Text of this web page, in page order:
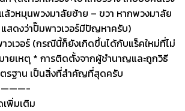
วหมุนพวงมาลัยซ้าย – ขวา หากพวงมาลัย
แสดงว่าปั๊มพาวเวอร์มีปัญหาครับ)
วเวอร์ (กรณีนี้ก็ยังเกิดขึ้นได้กับแร็คใหม่ที่ไม่
ายเหตุ * การติดตั้งจากผู้ชำนาญและถูกวิธี
รฐาน เป็นสิ่งที่สำคัญที่สุดครับ
เพิ่มเติม